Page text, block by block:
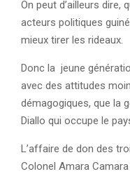
On peut d’ailleurs dire,
acteurs politiques
mieux tirer les rideaux.
Donc la jeune
avec des attitudes
démagogiques, que la
Diallo qui occupe le
L’affaire de don des
Colonel Amara